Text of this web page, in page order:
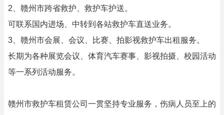
2、赣州市跨省救护、救护车护送。
可联系国内进场、中转到各站救护车直送业务。
3、赣州市会展、会议、比赛、拍影视救护车出租服务。
长期为各种展览会议、体育汽车赛事、影视拍摄、校园活动
等一系列活动服务。
赣州市救护车租赁公司一贯坚持专业服务，伤病人员至上的